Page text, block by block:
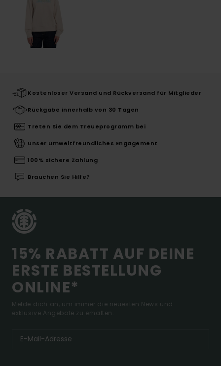
Kostenloser Versand und Rückversand für Mitglieder
Rückgabe innerhalb von 30 Tagen
Treten Sie dem Treueprogramm bei
Unser umweltfreundliches Engagement
100% sichere Zahlung
Brauchen Sie Hilfe?
15% RABATT AUF DEINE
ERSTE BESTELLUNG
ONLINE*
Melde dich an, um immer die neuesten News und
exklusive Angebote zu erhalten.